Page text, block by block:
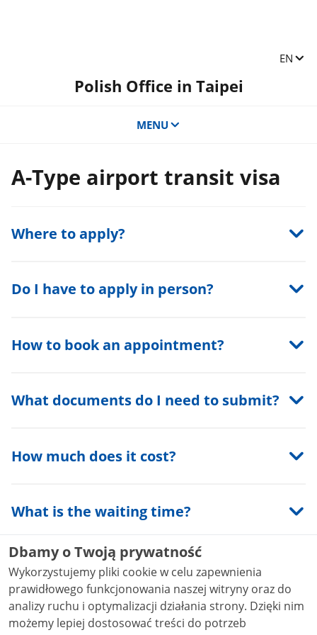
EN
Polish Office in Taipei
MENU
A-Type airport transit visa
Where to apply?
Do I have to apply in person?
How to book an appointment?
What documents do I need to submit?
How much does it cost?
What is the waiting time?
How to collect the documents?
How to appeal?
Dbamy o Twoją prywatność
Wykorzystujemy pliki cookie w celu zapewnienia
prawidłowego funkcjonowania naszej witryny oraz do
analizy ruchu i optymalizacji działania strony. Dzięki nim
możemy lepiej dostosować treści do potrzeb